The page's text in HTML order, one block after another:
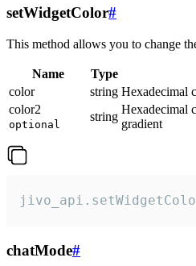
setWidgetColor#
This method allows you to change
Name Type
color
string Hexadecimal
color2
optional
string
Hexadecimal
gradient
chatMode#